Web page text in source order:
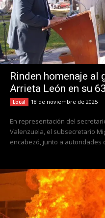
Rinden homenaje al
Arrieta León en su
Local 18 de noviembre de 2025
En representación del
Valenzuela, el subsecretario
encabezó, junto a autoridades